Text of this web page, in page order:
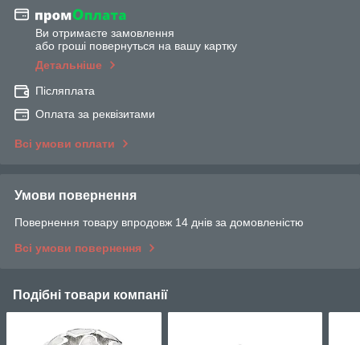
Ви отримаєте замовлення
або гроші повернуться на вашу картку
Детальніше
Післяплата
Оплата за реквізитами
Всі умови оплати
Умови повернення
Повернення товару впродовж 14 днів за домовленістю
Всі умови повернення
Подібні товари компанії